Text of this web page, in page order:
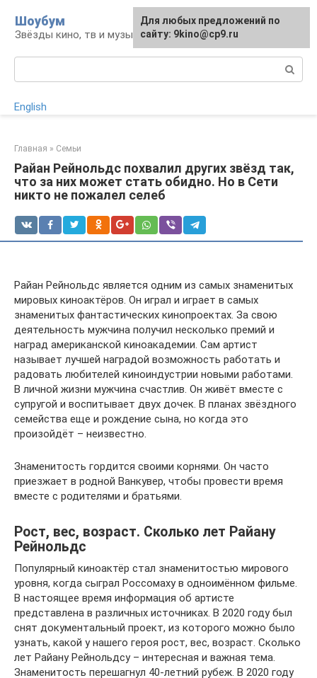
контенту
Шоубум
Звёзды кино, тв и музыки
English
Главная » Семьи
Райан Рейнольдс похвалил других звёзд так,
что за них может стать обидно. Но в Сети
никто не пожалел селеб
Райан Рейнольдс является одним из самых знаменитых
мировых киноактёров. Он играл и играет в самых
знаменитых фантастических кинопроектах. За свою
деятельность мужчина получил несколько премий и
наград американской киноакадемии. Сам артист
называет лучшей наградой возможность работать и
радовать любителей киноиндустрии новыми работами.
В личной жизни мужчина счастлив. Он живёт вместе с
супругой и воспитывает двух дочек. В планах звёздного
семейства еще и рождение сына, но когда это
произойдёт – неизвестно.
Знаменитость гордится своими корнями. Он часто
приезжает в родной Ванкувер, чтобы провести время
вместе с родителями и братьями.
Рост, вес, возраст. Сколько лет Райану
Рейнольдс
Популярный киноактёр стал знаменитостью мирового
уровня, когда сыграл Россомаху в одноимённом фильме.
В настоящее время информация об артисте
представлена в различных источниках. В 2020 году был
снят документальный проект, из которого можно было
узнать, какой у нашего героя рост, вес, возраст. Сколько
лет Райану Рейнольдсу – интересная и важная тема.
Знаменитость перешагнул 40-летний рубеж. В 2020 году
Для любых предложений по
сайту: 9kino@cp9.ru